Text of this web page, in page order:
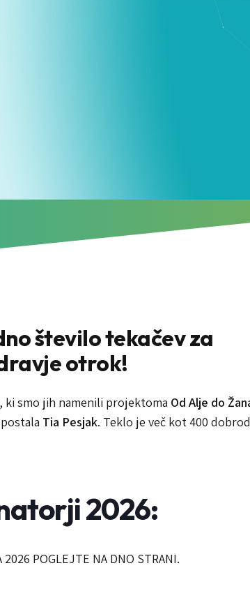
število tekačev za
otrok!
, ki smo jih namenili projektoma Od Alje do
Tia Pesjak. Teklo je več kot 400
2026:
2026 POGLEJTE NA DNO STRANI.